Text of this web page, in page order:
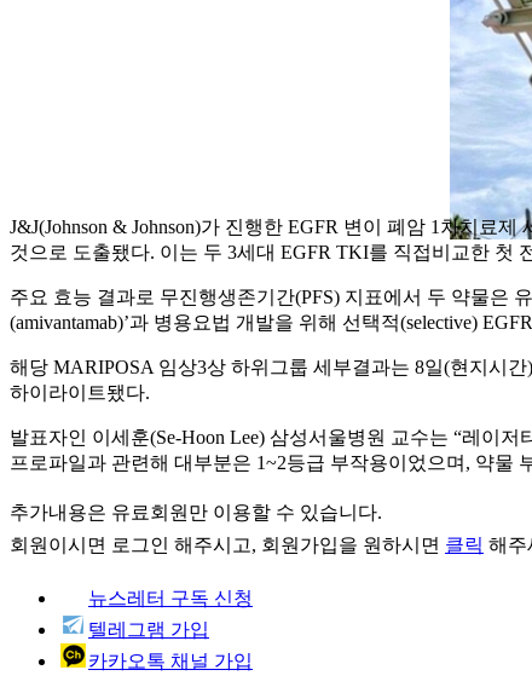
J&J(Johnson & Johnson)가 진행한 EGFR 변이 폐암 1차치료
것으로 도출됐다. 이는 두 3세대 EGFR TKI를 직접비교한 첫
주요 효능 결과로 무진행생존기간(PFS) 지표에서 두 약물은
(amivantamab)’과 병용요법 개발을 위해 선택적(selective)
해당 MARIPOSA 임상3상 하위그룹 세부결과는 8일(현지시
하이라이트됐다.
발표자인 이세훈(Se-Hoon Lee) 삼성서울병원 교수는 “레이
프로파일과 관련해 대부분은 1~2등급 부작용이었으며, 약물
추가내용은 유료회원만 이용할 수 있습니다.
회원이시면 로그인 해주시고, 회원가입을 원하시면 클릭 해주
뉴스레터 구독 신청
텔레그램 가입
카카오톡 채널 가입